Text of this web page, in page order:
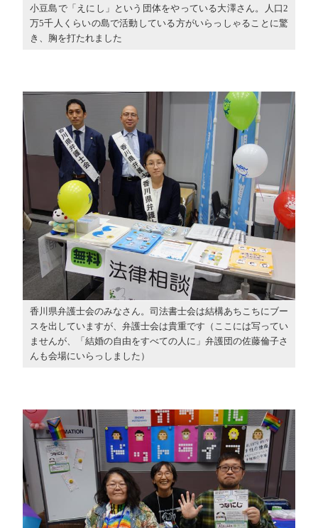
小豆島で「えにし」という団体をやっている大澤さん。人口2
万5千人くらいの島で活動している方がいらっしゃることに驚
き、胸を打たれました
香川県弁護士会のみなさん。司法書士会は結構あちこちにブー
スを出していますが、弁護士会は貴重です（ここには写ってい
ませんが、「結婚の自由をすべての人に」弁護団の佐藤倫子さ
んも会場にいらっしました）